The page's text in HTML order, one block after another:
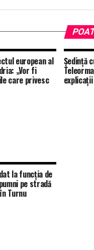
european al
„Vor fi
care privesc
Ședință
la funcția de
pe stradă
Turnu